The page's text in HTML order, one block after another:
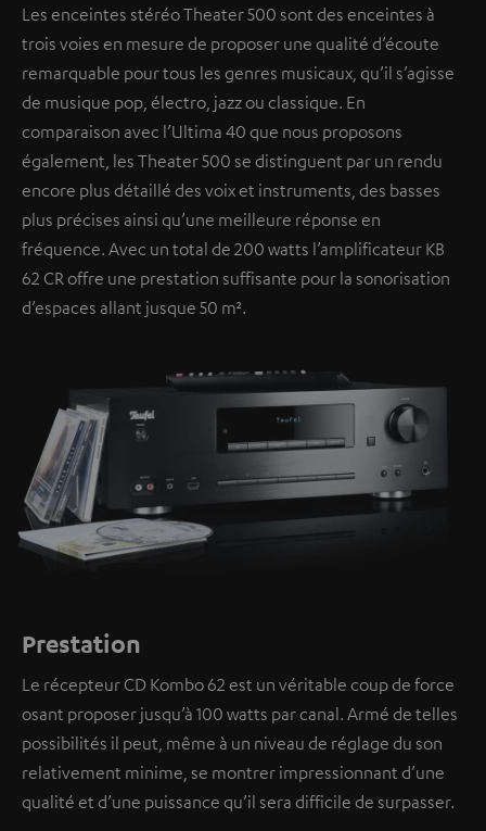
Les enceintes stéréo Theater 500 sont des enceintes à
trois voies en mesure de proposer une qualité d’écoute
remarquable pour tous les genres musicaux, qu’il s’agisse
de musique pop, électro, jazz ou classique. En
comparaison avec l’Ultima 40 que nous proposons
également, les Theater 500 se distinguent par un rendu
encore plus détaillé des voix et instruments, des basses
plus précises ainsi qu’une meilleure réponse en
fréquence. Avec un total de 200 watts l’amplificateur KB
62 CR offre une prestation suffisante pour la sonorisation
d’espaces allant jusque 50 m².
Prestation
Le récepteur CD Kombo 62 est un véritable coup de force
osant proposer jusqu’à 100 watts par canal. Armé de telles
possibilités il peut, même à un niveau de réglage du son
relativement minime, se montrer impressionnant d’une
qualité et d’une puissance qu’il sera difficile de surpasser.